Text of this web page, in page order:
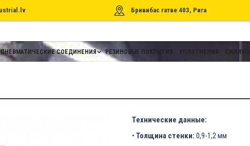
Бривибас гатве 403, Рига
ПНЕВМАТИЧЕСКИЕ СОЕДИНЕНИЯ РЕЗИНОВЫЕ ПОКРЫТИЯ УПЛОТНЕНИЯ
Технические данные:
• Толщина стенки: 0,9-1,2 мм